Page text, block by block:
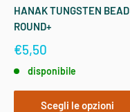
HANAK TUNGSTEN BEAD
ROUND+
€5,50
disponibile
Scegli le opzioni